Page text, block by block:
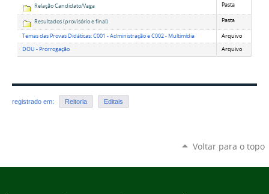
Relação Candidato/Vaga Pasta
Resultados (provisório e final) Pasta
Temas das Provas Didáticas: C001 - Administração e C002 - Multimídia
Arquivo
DOU - Prorrogação
Arquivo
registrado em: Reitoria Editais
Voltar para o topo